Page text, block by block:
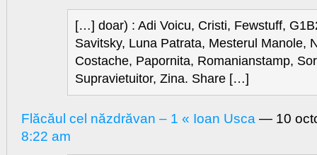
[…] doar) : Adi Voicu, Cristi, Fewstuff,
Savitsky, Luna Patrata, Mesterul Manole,
Costache, Papornita, Romanianstamp,
Supravietuitor, Zina. Share […]
Flăcăul cel năzdrăvan – 1 « Ioan Usca — 10
8:22 am